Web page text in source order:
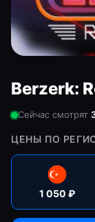
Berzerk:
Сейчас смотрят
ЦЕНЫ ПО
1 050 ₽